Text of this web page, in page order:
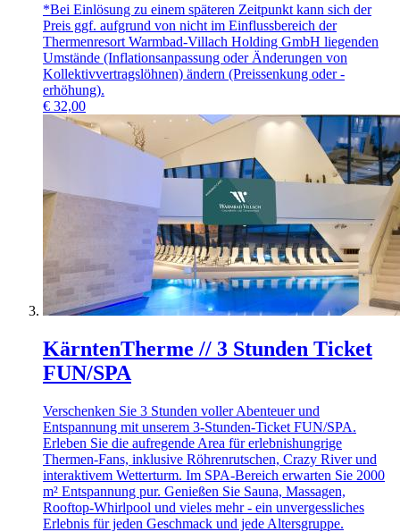
*Bei Einlösung zu einem späteren Zeitpunkt kann sich der
Preis ggf. aufgrund von nicht im Einflussbereich der
Thermenresort Warmbad-Villach Holding GmbH liegenden
Umstände (Inflationsanpassung oder Änderungen von
Kollektivvertragslöhnen) ändern (Preissenkung oder -
erhöhung).
€ 32,00
KärntenTherme // 3 Stunden Ticket
FUN/SPA
Verschenken Sie 3 Stunden voller Abenteuer und
Entspannung mit unserem 3-Stunden-Ticket FUN/SPA.
Erleben Sie die aufregende Area für erlebnishungrige
Thermen-Fans, inklusive Röhrenrutschen, Crazy River und
interaktivem Wetterturm. Im SPA-Bereich erwarten Sie 2000
m² Entspannung pur. Genießen Sie Sauna, Massagen,
Rooftop-Whirlpool und vieles mehr - ein unvergessliches
Erlebnis für jeden Geschmack und jede Altersgruppe.